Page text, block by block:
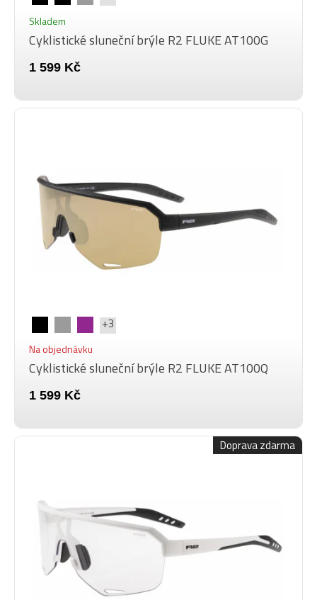
Skladem
Cyklistické sluneční brýle R2 FLUKE AT100G
1 599 Kč
+3
Na objednávku
Cyklistické sluneční brýle R2 FLUKE AT100Q
1 599 Kč
Doprava zdarma